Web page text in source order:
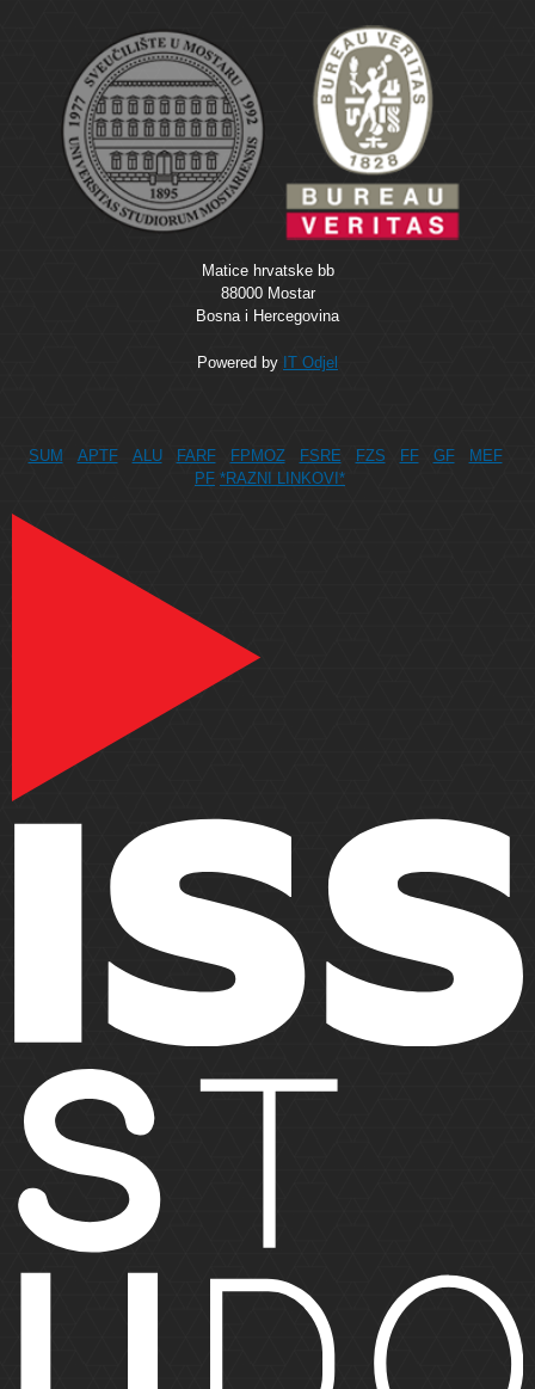
Matice hrvatske bb
88000 Mostar
Bosna i Hercegovina
Powered by IT Odjel
SUM APTF ALU FARF FPMOZ FSRE FZS FF GF
MEF
PF *RAZNI LINKOVI*